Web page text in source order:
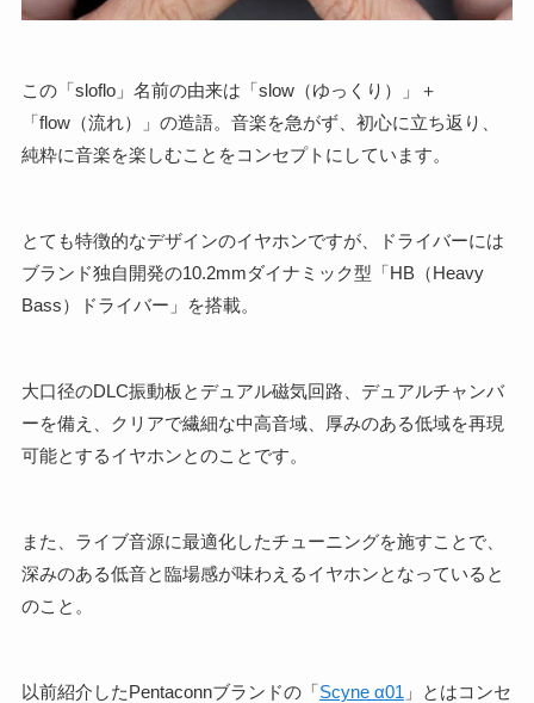
この「sloflo」名前の由来は「slow（ゆっくり）」＋
「flow（流れ）」の造語。音楽を急がず、初心に立ち返り、
純粋に音楽を楽しむことをコンセプトにしています。
とても特徴的なデザインのイヤホンですが、ドライバーには
ブランド独自開発の10.2mmダイナミック型「HB（Heavy
Bass）ドライバー」を搭載。
大口径のDLC振動板とデュアル磁気回路、デュアルチャンバ
ーを備え、クリアで繊細な中高音域、厚みのある低域を再現
可能とするイヤホンとのことです。
また、ライブ音源に最適化したチューニングを施すことで、
深みのある低音と臨場感が味わえるイヤホンとなっていると
のこと。
以前紹介したPentaconnブランドの「Scyne α01 」とはコンセ